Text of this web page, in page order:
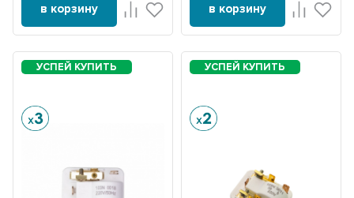
в корзину в корзину